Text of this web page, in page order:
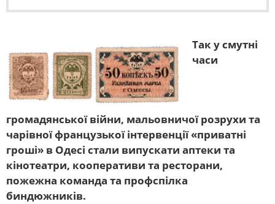
Так у смутні
часи
громадянської війни, мальовничої розрухи та
чарівної французької інтервенції «приватні
гроші» в Одесі стали випускати аптеки та
кінотеатри, кооперативи та ресторани,
пожежна команда та профспілка
биндюжників.